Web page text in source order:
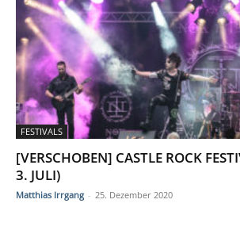
FESTIVALS
[VERSCHOBEN] CASTLE ROCK
3. JULI)
Matthias Irrgang - 25. Dezember 2020